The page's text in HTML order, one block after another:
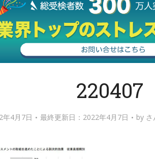
220407
年4月7日 最終更新日：2022年4月7日 by